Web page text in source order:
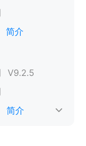
简介
V9.2.5
简介